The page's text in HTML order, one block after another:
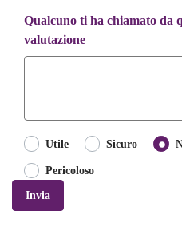
Qualcuno ti ha chiamato da
valutazione
Utile Sicuro
Pericoloso
Invia